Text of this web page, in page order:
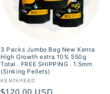
3 Packs Jumbo Bag New Kenta
High Growth extra 10% 550g
Total . FREE SHIPPING . 1.5mm
(Sinking Pellets)
Proveedor:
KENTAFEED
Precio
$120.00 USD